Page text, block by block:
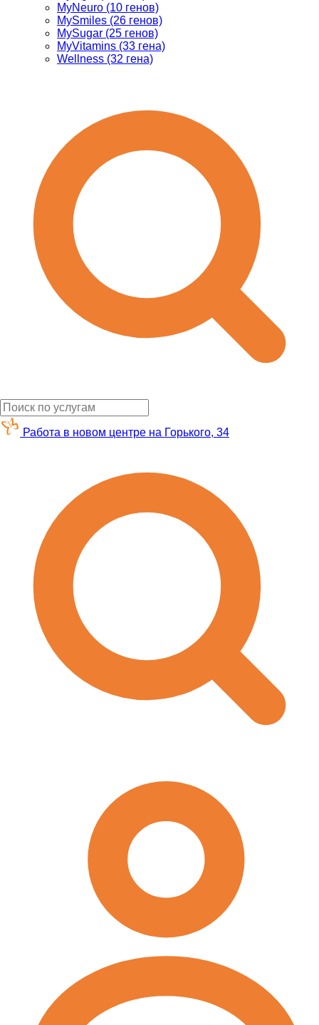
MyNeuro (10 генов)
MySmiles (26 генов)
MySugar (25 генов)
MyVitamins (33 гена)
Wellness (32 гена)
Работа в новом центре на Горького, 34